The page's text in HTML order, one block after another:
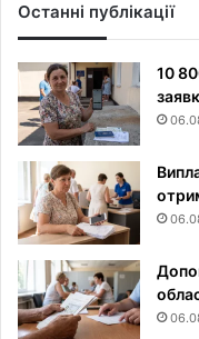
Останні публікації
10